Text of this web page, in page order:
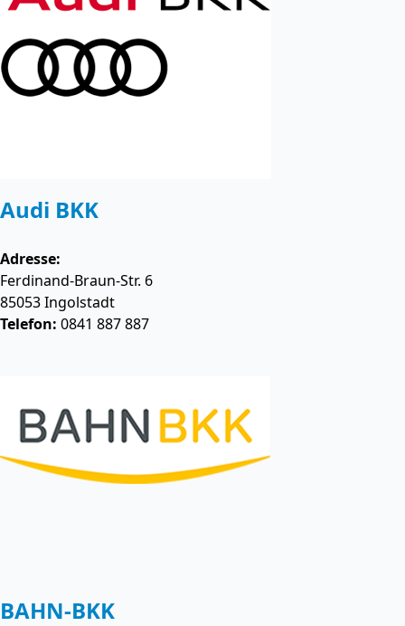
Audi BKK
Adresse:
Ferdinand-Braun-Str. 6
85053Ingolstadt
Telefon: 0841 887 887
BAHN-BKK